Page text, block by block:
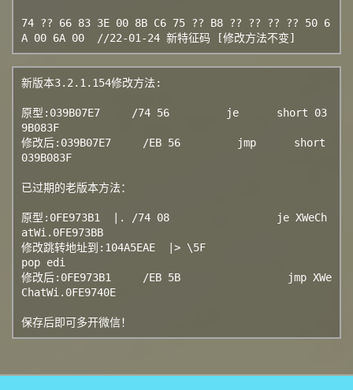
74 ?? 66 83 3E 00 8B C6 75 ?? B8 ?? ?? ?? ?? 50 6
A 00 6A 00  //22-01-24 新特征码 [修改方法不变]
新版本3.2.1.154修改方法:
原型:039B07E7     /74 56         je      short 03
9B083F
修改后:039B07E7     /EB 56         jmp      short
039B083F
已过期的老版本方法：
原型:0FE973B1  |. /74 08                 je XWeCh
atWi.0FE973BB
修改跳转地址到:104A5EAE  |> \5F
pop edi
修改后:0FE973B1     /EB 5B                 jmp XWe
ChatWi.0FE9740E
保存后即可多开微信！